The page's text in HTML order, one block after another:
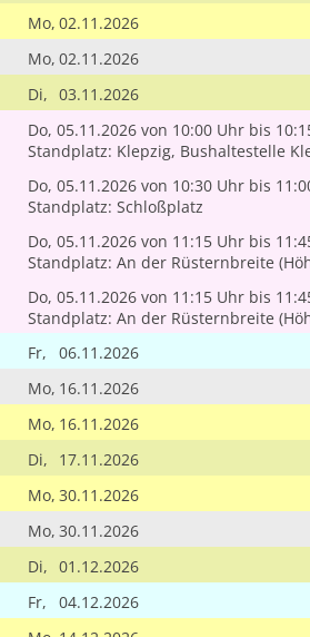
Mo, 02.11.2026
Mo, 02.11.2026
Di, 03.11.2026
Do, 05.11.2026 von 10:00 Uhr bis
Standplatz: Klepzig, Bushaltestelle
Do, 05.11.2026 von 10:30 Uhr bis
Standplatz: Schloßplatz
Do, 05.11.2026 von 11:15 Uhr bis
Standplatz: An der Rüsternbreite
Do, 05.11.2026 von 11:15 Uhr bis
Standplatz: An der Rüsternbreite
Fr,
06.11.2026
Mo, 16.11.2026
Mo, 16.11.2026
Di,
17.11.2026
Mo, 30.11.2026
Mo, 30.11.2026
Di, 01.12.2026
Fr,
04.12.2026